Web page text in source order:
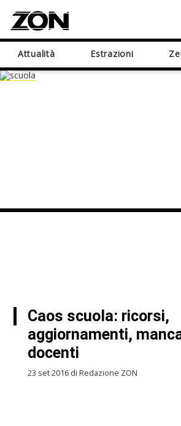
Attualità Estrazioni
Caos scuola: ricorsi,
aggiornamenti,
docenti
23 set 2016 di Redazione ZON